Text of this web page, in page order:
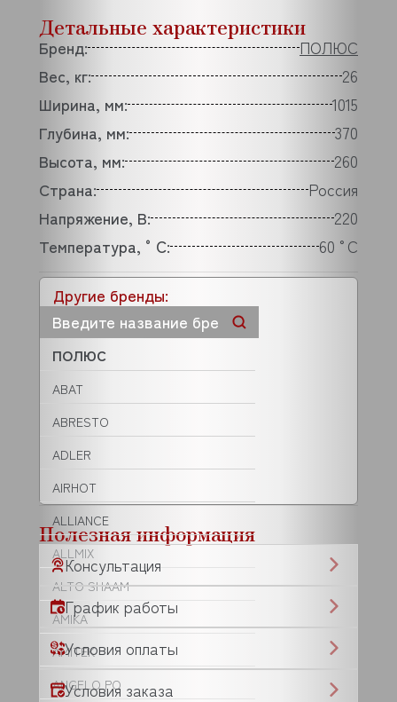
Другие бренды:
ПОЛЮС
ABAT
ABRESTO
ADLER
AIRHOT
ALLIANCE
ALLMIX
ALTO SHAAM
AMIKA
AMITEK
ANGELO PO
Детальные характеристики
Бренд:
ПОЛЮС
Вес, кг:
26
Ширина, мм:
1015
Глубина, мм:
370
Высота, мм:
260
Страна:
Россия
Напряжение, В:
220
Температура, °C:
60 °C
Полезная информация
Консультация
График работы
Условия оплаты
Условия заказа